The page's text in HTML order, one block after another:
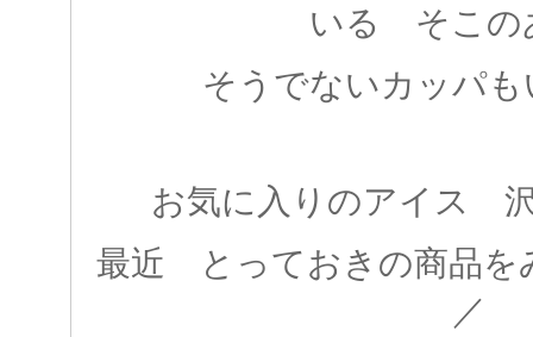
いる そこの
そうでないカッパ
お気に入りのアイス
最近 とっておきの商品を
／